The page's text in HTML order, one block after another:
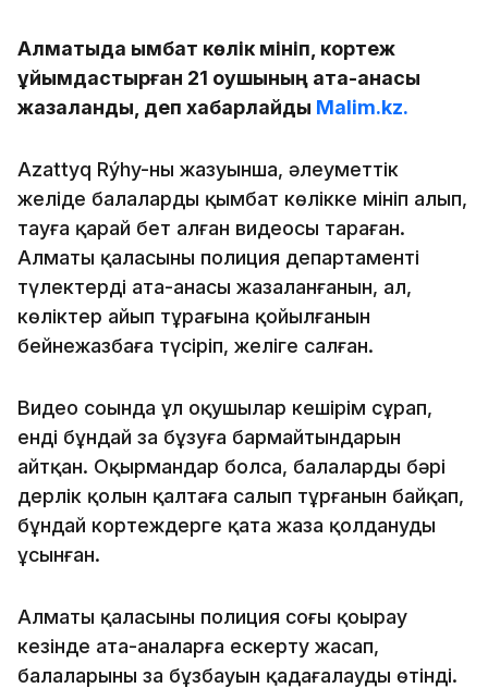
Алматыда қымбат көлік мініп, кортеж
ұйымдастырған 21 оқушының ата-анасы
жазаланды, деп хабарлайды Malim.kz.
Azattyq Rýhy-ның жазуынша, әлеуметтік
желіде балалардың қымбат көлікке мініп алып,
тауға қарай бет алған видеосы тараған.
Алматы қаласының полиция департаменті
түлектердің ата-анасы жазаланғанын, ал,
көліктер айып тұрағына қойылғанын
бейнежазбаға түсіріп, желіге салған.
Видео соңында ұл оқушылар кешірім сұрап,
енді бұндай заң бұзуға бармайтындарын
айтқан. Оқырмандар болса, балалардың бәрі
дерлік қолын қалтаға салып тұрғанын байқап,
бұндай кортеждерге қатаң жаза қолдануды
ұсынған.
Алматы қаласының полиция соңғы қоңырау
кезінде ата-аналарға ескерту жасап,
балаларының заң бұзбауын қадағалауды өтінді.